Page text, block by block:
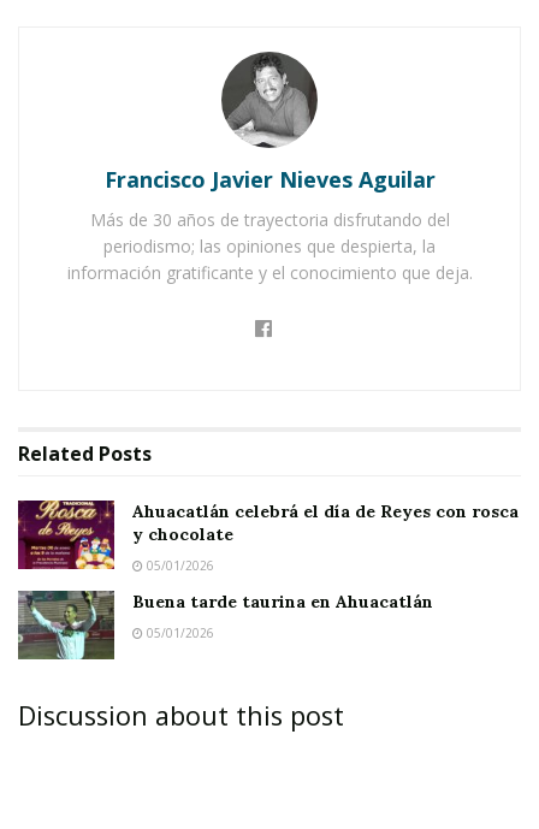
Ahuacatlán celebrá el día de Reyes con rosca y
Buena tarde taurina en Ahuacatlán
Francisco Javier Nieves Aguilar
Más de 30 años de trayectoria disfrutando del
periodismo; las opiniones que despierta, la
información gratificante y el conocimiento que deja.
Related Posts
Ahuacatlán celebrá el día de Reyes con rosca
y chocolate
05/01/2026
Buena tarde taurina en Ahuacatlán
05/01/2026
Discussion about this post